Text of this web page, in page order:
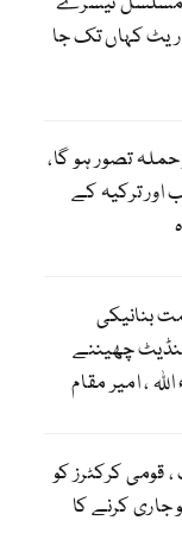
ریٹ کہاں تک جا
تصور ہو گا،
اور ترکیہ کے
بنانیکی
چھیننے
، امیر مقام
قومی کرکٹرز کو
کو جاری کرنے کا